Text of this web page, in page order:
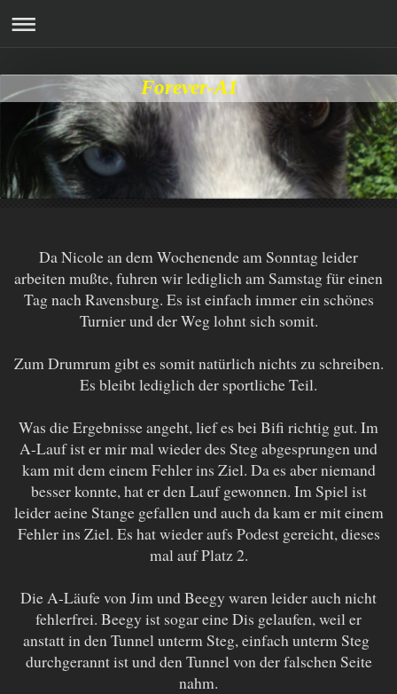
Forever-A1
Da Nicole an dem Wochenende am Sonntag leider
arbeiten mußte, fuhren wir lediglich am Samstag für einen
Tag nach Ravensburg. Es ist einfach immer ein schönes
Turnier und der Weg lohnt sich somit.
Zum Drumrum gibt es somit natürlich nichts zu schreiben.
Es bleibt lediglich der sportliche Teil.
Was die Ergebnisse angeht, lief es bei Bifi richtig gut. Im
A-Lauf ist er mir mal wieder des Steg abgesprungen und
kam mit dem einem Fehler ins Ziel. Da es aber niemand
besser konnte, hat er den Lauf gewonnen. Im Spiel ist
leider aeine Stange gefallen und auch da kam er mit einem
Fehler ins Ziel. Es hat wieder aufs Podest gereicht, dieses
mal auf Platz 2.
Die A-Läufe von Jim und Beegy waren leider auch nicht
fehlerfrei. Beegy ist sogar eine Dis gelaufen, weil er
anstatt in den Tunnel unterm Steg, einfach unterm Steg
durchgerannt ist und den Tunnel von der falschen Seite
nahm.